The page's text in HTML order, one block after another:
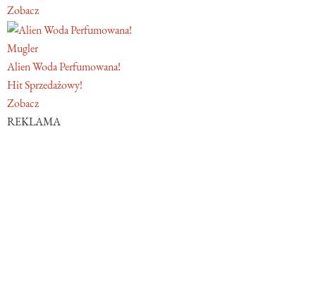
Zobacz
Mugler
Alien Woda Perfumowana!
Hit Sprzedażowy!
Zobacz
REKLAMA